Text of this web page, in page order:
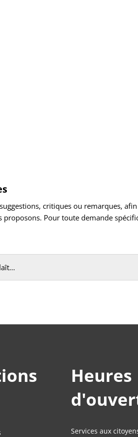
critiques ou remarques,
Pour toute demande
Heures
Services aux